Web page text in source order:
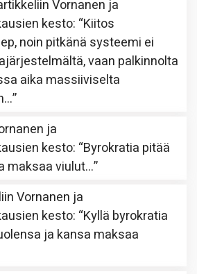
Vornanen ja
kesto: “Kiitos
noin pitkänä systeemi ei
vaan palkinnolta
aika massiiviselta
”
ja
kesto: “Byrokratia pitää
maksaa viulut…”
Vornanen ja
kesto: “Kyllä byrokratia
ja kansa maksaa